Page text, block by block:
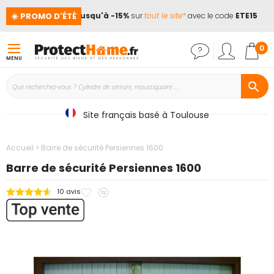
☀️ PROMO D'ÉTÉ
! 📢Jusqu'à -15%surtout le site*avec le codeETE15
MENU
0
Site français basé à Toulouse
Accueil Barre de sécurité Persiennes 1600
Barre de sécurité Persiennes 1600
10 avis
Ajouter
Passer
à